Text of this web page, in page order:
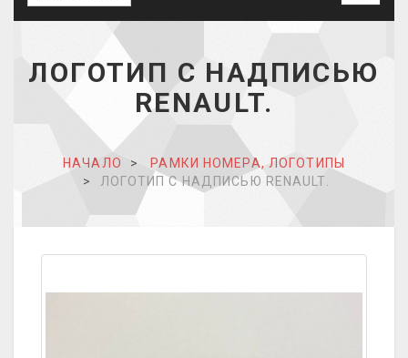
ЛОГОТИП С НАДПИСЬЮ
RENAULT.
НАЧАЛО
РАМКИ НОМЕРА, ЛОГОТИПЫ
ЛОГОТИП С НАДПИСЬЮ RENAULT.